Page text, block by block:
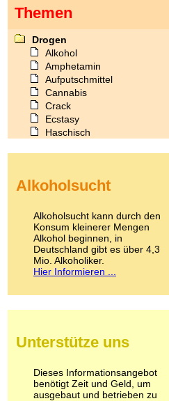
Themen
Drogen
Alkohol
Amphetamin
Aufputschmittel
Cannabis
Crack
Ecstasy
Haschisch
Kokain
LSD
Marihuana
Medikamente
Meskalin
Metamphetamin
Methadon
Pilze
Psychopharmaka
Schlafmittel
Schmerzmittel
Alkoholsucht
Alkoholsucht kann durch den
Konsum kleinerer Mengen
Alkohol beginnen, in
Deutschland gibt es über 4,3
Mio. Alkoholiker.
Hier Informieren ...
Unterstütze uns
Dieses Informationsangebot
benötigt Zeit und Geld, um
ausgebaut und betrieben zu